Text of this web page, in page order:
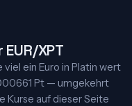
XPT
ein Euro in Platin wert
Pt — umgekehrt
Kurse auf dieser Seite